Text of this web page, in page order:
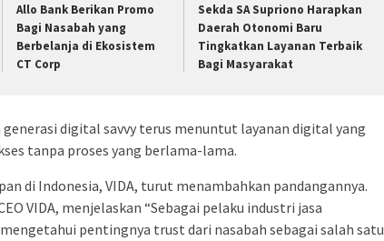
Allo Bank Berikan Promo
Bagi Nasabah yang
Berbelanja di Ekosistem
CT Corp
Sekda SA Supriono Harapkan
Daerah Otonomi Baru
Tingkatkan Layanan Terbaik
Bagi Masyarakat
generasi digital savvy terus menuntut layanan digital yang
tanpa proses yang berlama-lama.
di Indonesia, VIDA, turut menambahkan pandangannya.
VIDA, menjelaskan “Sebagai pelaku industri jasa
pentingnya trust dari nasabah sebagai salah satu